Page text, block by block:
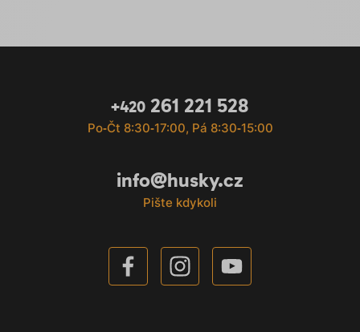
+420 261 221 528
Po‐Čt 8:30‐17:00, Pá 8:30‐15:00
info@husky.cz
Pište kdykoli